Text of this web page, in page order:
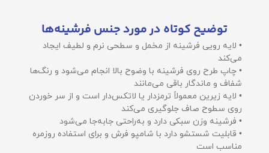
توضیح کوتاه در مورد جنس فرشینه‌ها
• لایه رویی فرشینه از مخمل و سطحی نرم و لطیف ایجاد
می‌کند
• چاپ طرح روی فرشینه با وضوح بالا انجام می‌شود و رنگ‌ها
شفاف و ماندگار باقی می‌مانند
• لایه زیرین معمولاً ترمزدار یا لاتکس‌دار است و از سر خوردن
روی سطوح صاف جلوگیری می‌کند
• فرشینه وزن سبکی دارد و به‌راحتی جابه‌جا می‌شود
• قابلیت شستشو دارد با شامپو فرش و برای استفاده روزمره
مناسب است